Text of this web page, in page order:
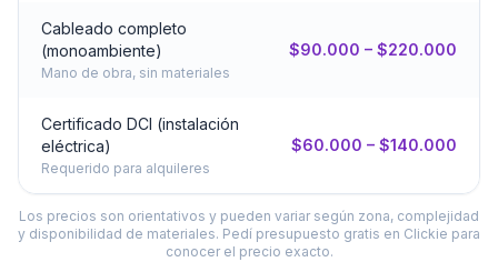
Cableado completo
(monoambiente)
Mano de obra, sin materiales
$90.000 – $220.000
Certificado DCI (instalación
eléctrica)
Requerido para alquileres
$60.000 – $140.000
Los precios son orientativos y pueden variar según zona, complejidad
y disponibilidad de materiales. Pedí presupuesto gratis en Clickie para
conocer el precio exacto.